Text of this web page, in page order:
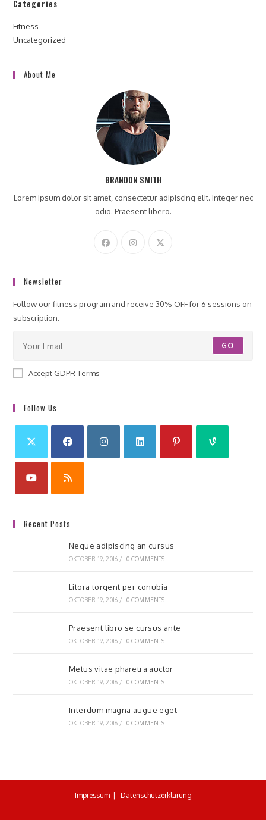
Categories
Fitness
Uncategorized
About Me
BRANDON SMITH
Lorem ipsum dolor sit amet, consectetur adipiscing elit. Integer nec
odio. Praesent libero.
Newsletter
Follow our fitness program and receive 30% OFF for 6 sessions on
subscription.
GO
Accept GDPR Terms
Follow Us
Recent Posts
Neque adipiscing an cursus
OKTOBER 19, 2016 / 0 COMMENTS
Litora torqent per conubia
OKTOBER 19, 2016 / 0 COMMENTS
Praesent libro se cursus ante
OKTOBER 19, 2016 / 0 COMMENTS
Metus vitae pharetra auctor
OKTOBER 19, 2016 / 0 COMMENTS
Interdum magna augue eget
OKTOBER 19, 2016 / 0 COMMENTS
Impressum Datenschutzerklärung